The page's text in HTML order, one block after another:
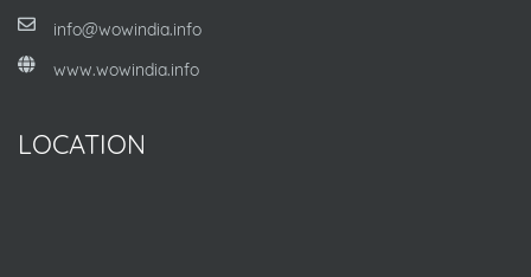
info@wowindia.info
www.wowindia.info
LOCATION